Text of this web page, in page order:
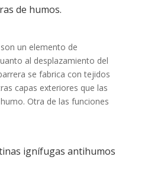
de humos.
un elemento de
al desplazamiento del
se fabrica con tejidos
capas exteriores que las
Otra de las funciones
ignífugas antihumos